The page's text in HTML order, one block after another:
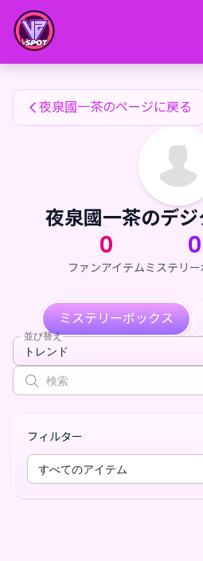
夜泉國一茶のファンアイテム
夜泉國一茶のページに戻る
夜泉國一茶のデ
0
ファンアイテム
0
ミステリ
ミステリーボックス
並び替え
トレンド
フィルター
すべてのアイテム
夜泉國一茶のファンアイテム —